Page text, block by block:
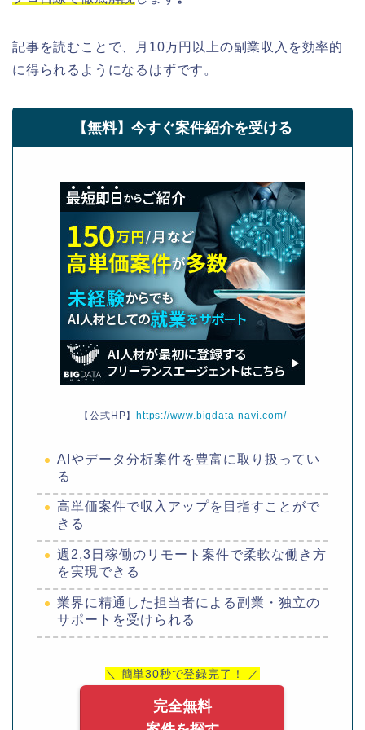
記事を読むことで、月10万円以上の副業収入を効率的
に得られるようになるはずです。
【無料】今すぐ案件紹介を受ける
【公式HP】https://www.bigdata-navi.com/
AIやデータ分析案件を豊富に取り扱ってい
る
高単価案件で収入アップを目指すことがで
きる
週2,3日稼働のリモート案件で柔軟な働き方
を実現できる
業界に精通した担当者による副業・独立の
サポートを受けられる
＼ 簡単30秒で登録完了！ ／
完全無料